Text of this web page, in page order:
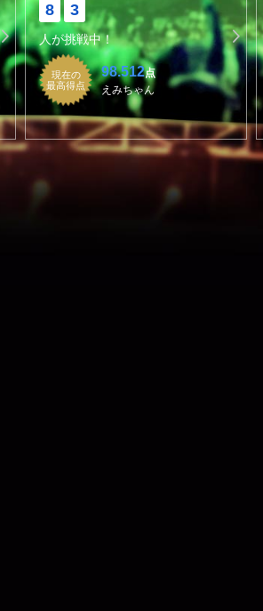
8 3
人が挑戦中！
現在の
最高得点
98.512点
えみちゃん